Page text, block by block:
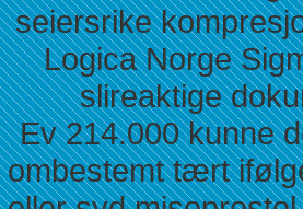
seiersrike
Logica Norge
slireaktige
Ev 214.000 kunne
ombestemt tært